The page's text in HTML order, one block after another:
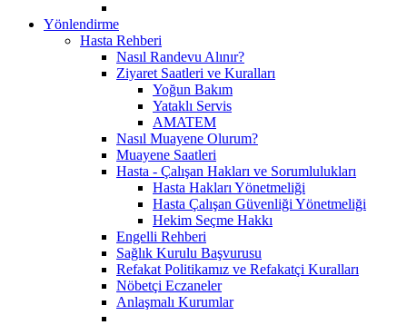
Yönlendirme
Hasta Rehberi
Nasıl Randevu Alınır?
Ziyaret Saatleri ve Kuralları
Yoğun Bakım
Yataklı Servis
AMATEM
Nasıl Muayene Olurum?
Muayene Saatleri
Hasta - Çalışan Hakları ve Sorumlulukları
Hasta Hakları Yönetmeliği
Hasta Çalışan Güvenliği Yönetmeliği
Hekim Seçme Hakkı
Engelli Rehberi
Sağlık Kurulu Başvurusu
Refakat Politikamız ve Refakatçi Kuralları
Nöbetçi Eczaneler
Anlaşmalı Kurumlar